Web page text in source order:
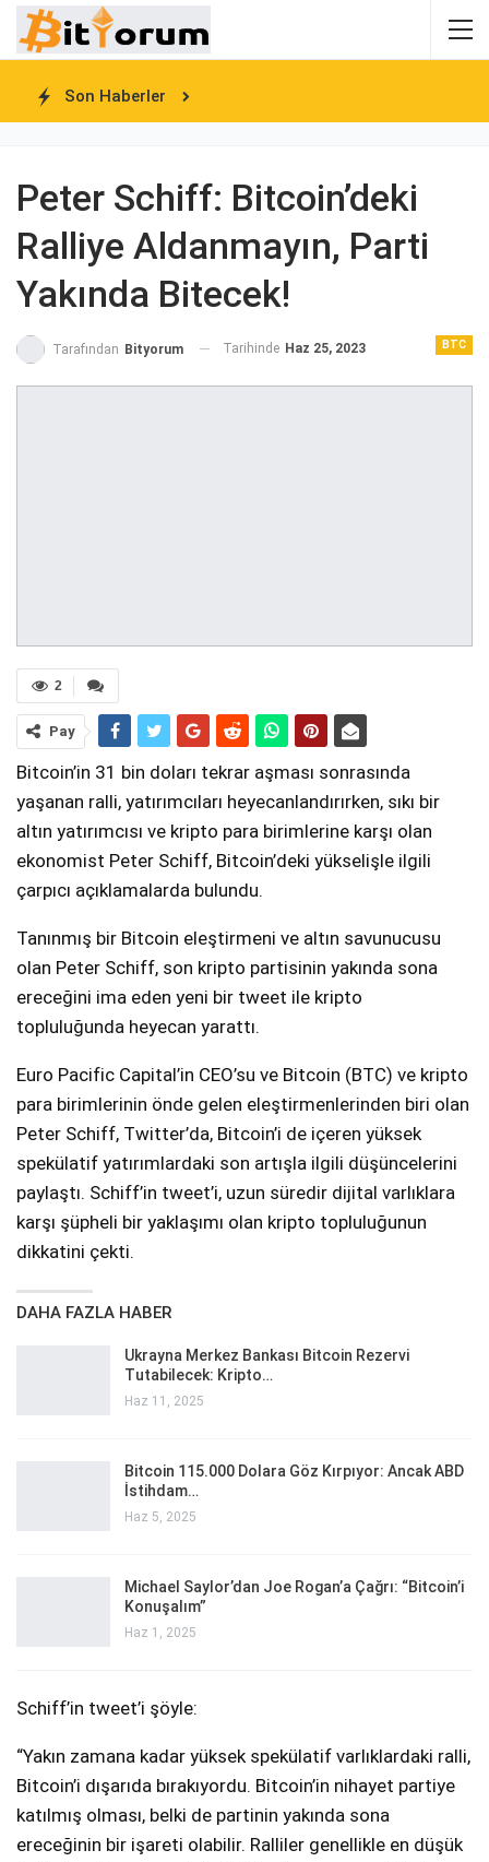
Son Haberler
Peter Schiff: Bitcoin’deki
Ralliye Aldanmayın, Parti
Yakında Bitecek!
BTC
Tarafından Bityorum Tarihinde Haz 25, 2023
2
Pay
Bitcoin’in 31 bin doları tekrar aşması sonrasında
yaşanan ralli, yatırımcıları heyecanlandırırken, sıkı bir
altın yatırımcısı ve kripto para birimlerine karşı olan
ekonomist Peter Schiff, Bitcoin’deki yükselişle ilgili
çarpıcı açıklamalarda bulundu.
Tanınmış bir Bitcoin eleştirmeni ve altın savunucusu
olan Peter Schiff, son kripto partisinin yakında sona
ereceğini ima eden yeni bir tweet ile kripto
topluluğunda heyecan yarattı.
Euro Pacific Capital’in CEO’su ve Bitcoin (BTC) ve kripto
para birimlerinin önde gelen eleştirmenlerinden biri olan
Peter Schiff, Twitter’da, Bitcoin’i de içeren yüksek
spekülatif yatırımlardaki son artışla ilgili düşüncelerini
paylaştı. Schiff’in tweet’i, uzun süredir dijital varlıklara
karşı şüpheli bir yaklaşımı olan kripto topluluğunun
dikkatini çekti.
DAHA FAZLA HABER
Ukrayna Merkez Bankası Bitcoin Rezervi
Tutabilecek: Kripto…
Haz 11, 2025
Bitcoin 115.000 Dolara Göz Kırpıyor: Ancak ABD
İstihdam…
Haz 5, 2025
Michael Saylor’dan Joe Rogan’a Çağrı: “Bitcoin’i
Konuşalım”
Haz 1, 2025
Schiff’in tweet’i şöyle:
“Yakın zamana kadar yüksek spekülatif varlıklardaki ralli,
Bitcoin’i dışarıda bırakıyordu. Bitcoin’in nihayet partiye
katılmış olması, belki de partinin yakında sona
ereceğinin bir işareti olabilir. Ralliler genellikle en düşük